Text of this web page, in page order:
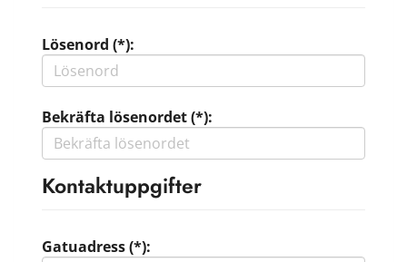
Lösenord (*):
Bekräfta lösenordet (*):
Kontaktuppgifter
Gatuadress (*):